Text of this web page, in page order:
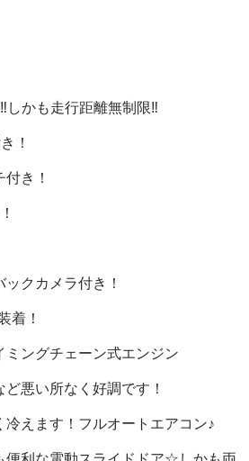
かも走行距離無制限‼️
！
き！
クカメラ付き！
着！
ングチェーン式エンジン
悪い所なく好調です！
えます！フルオートエアコン♪